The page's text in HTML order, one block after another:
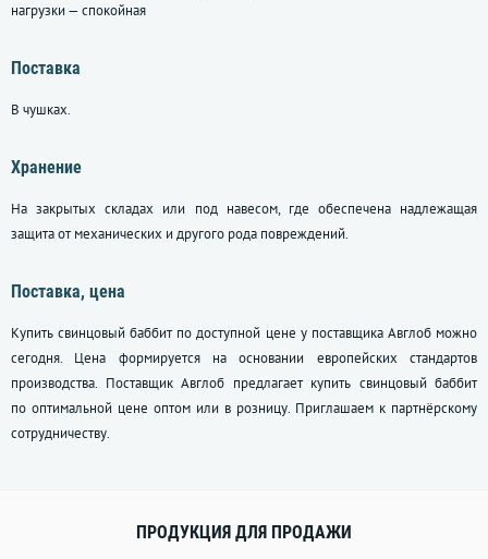
нагрузки — спокойная
Поставка
В чушках.
Хранение
На закрытых складах или под навесом, где обеспечена надлежащая
защита от механических и другого рода повреждений.
Поставка, цена
Купить свинцовый баббит по доступной цене у поставщика Авглоб можно
сегодня. Цена формируется на основании европейских стандартов
производства. Поставщик Авглоб предлагает купить свинцовый баббит
по оптимальной цене оптом или в розницу. Приглашаем к партнёрскому
сотрудничеству.
ПРОДУКЦИЯ ДЛЯ ПРОДАЖИ